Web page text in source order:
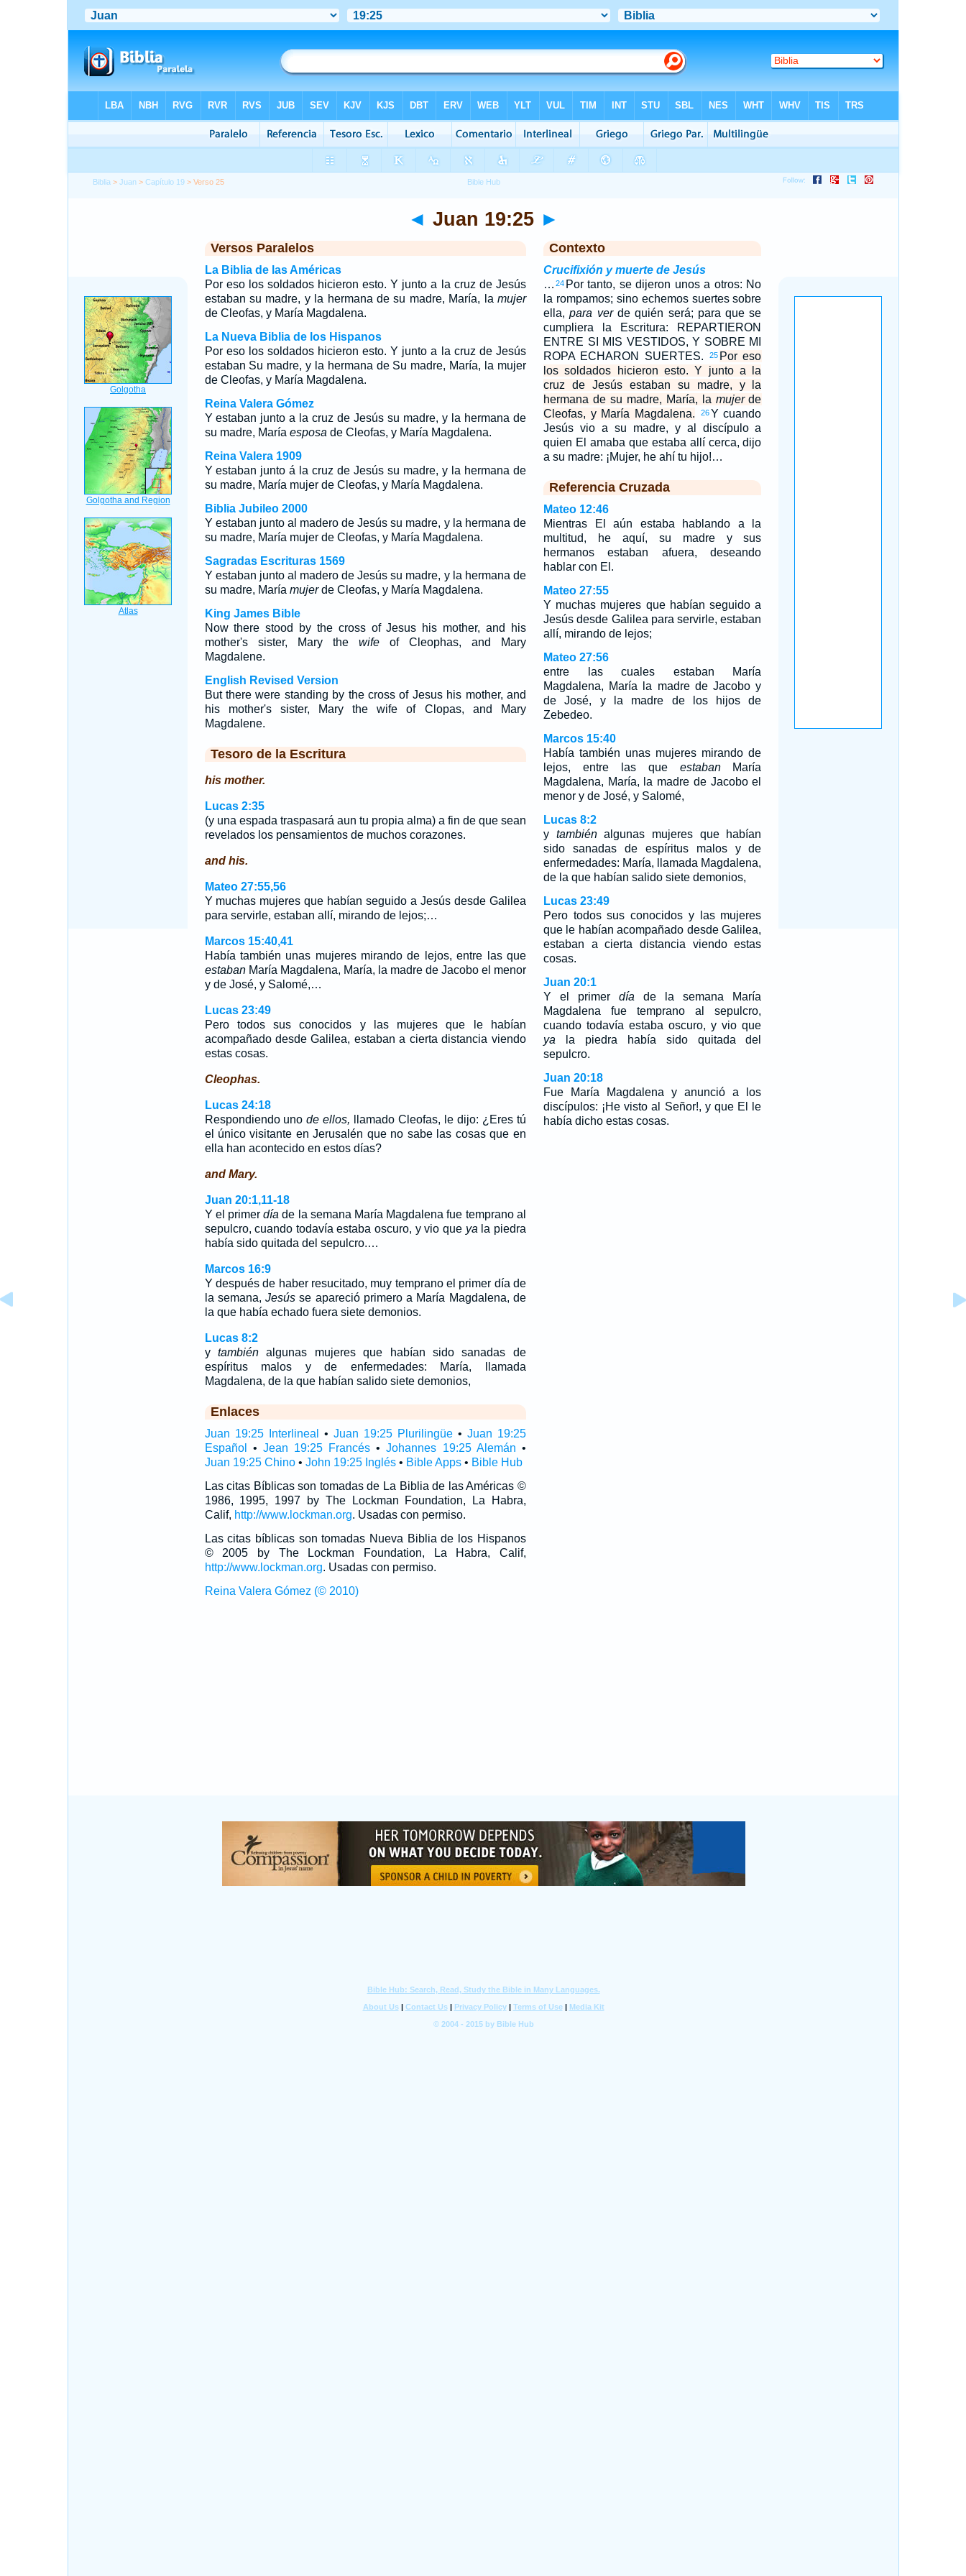
Biblia >Juan >Capítulo 19 > Verso 25
◄ Juan 19:25 ►
Versos Paralelos
La Biblia de las Américas
Por eso los soldados hicieron esto. Y junto a la cruz de Jesús
estaban su madre, y la hermana de su madre, María, la mujer
de Cleofas, y María Magdalena.
La Nueva Biblia de los Hispanos
Por eso los soldados hicieron esto. Y junto a la cruz de Jesús
estaban Su madre, y la hermana de Su madre, María, la mujer
de Cleofas, y María Magdalena.
Reina Valera Gómez
Y estaban junto a la cruz de Jesús su madre, y la hermana de
su madre, María esposa de Cleofas, y María Magdalena.
Reina Valera 1909
Y estaban junto á la cruz de Jesús su madre, y la hermana de
su madre, María mujer de Cleofas, y María Magdalena.
Biblia Jubileo 2000
Y estaban junto al madero de Jesús su madre, y la hermana de
su madre, María mujerde Cleofas, y María Magdalena.
Sagradas Escrituras 1569
Y estaban junto al madero de Jesús su madre, y la hermana de
su madre, María mujerde Cleofas, y María Magdalena.
King James Bible
Now there stood by the cross of Jesus his mother, and his
mother's sister, Mary the wifeof Cleophas, and Mary
Magdalene.
English Revised Version
But there were standing by the cross of Jesus his mother, and
his mother's sister, Mary the wife of Clopas, and Mary
Magdalene.
Tesoro de la Escritura
his mother.
Lucas 2:35
(y una espada traspasará aun tu propia alma) a fin de que sean
revelados los pensamientos de muchos corazones.
and his.
Mateo 27:55,56
Y muchas mujeres que habían seguido a Jesús desde Galilea
para servirle, estaban allí, mirando de lejos;…
Marcos 15:40,41
Había también unas mujeres mirando de lejos, entre las que
estabanMaría Magdalena, María, la madre de Jacobo el menor
y de José, y Salomé,…
Lucas 23:49
Pero todos sus conocidos y las mujeres que le habían
acompañado desde Galilea, estaban a cierta distancia viendo
estas cosas.
Cleophas.
Lucas 24:18
Respondiendo unode ellos, llamado Cleofas, le dijo: ¿Eres tú
el único visitante en Jerusalén que no sabe las cosas que en
ella han acontecido en estos días?
and Mary.
Juan 20:1,11-18
Y el primerdía de la semana María Magdalena fue temprano al
sepulcro, cuando todavía estaba oscuro, y vio que ya la piedra
había sido quitada del sepulcro.…
Marcos 16:9
Y después de haber resucitado, muy temprano el primer día de
la semana,Jesús se apareció primero a María Magdalena, de
la que había echado fuera siete demonios.
Lucas 8:2
y tambiénalgunas mujeres que habían sido sanadas de
espíritus malos y de enfermedades: María, llamada
Magdalena, de la que habían salido siete demonios,
Enlaces
Juan 19:25 Interlineal • Juan 19:25 Plurilingüe• Juan 19:25
Español
• Jean 19:25 Francés •Johannes 19:25 Alemán •
Juan 19:25 Chino• John 19:25 Inglés• Bible Apps• Bible Hub
Las citas Bíblicas son tomadas de La Biblia de las Américas ©
1986, 1995, 1997 by The Lockman Foundation, La Habra,
Calif, http://www.lockman.org. Usadas con permiso.
Las citas bíblicas son tomadas Nueva Biblia de los Hispanos
© 2005 by The Lockman Foundation, La Habra, Calif,
http://www.lockman.org. Usadas con permiso.
Reina Valera Gómez (© 2010)
Contexto
Crucifixión y muerte de Jesús
… 24 Por tanto, se dijeron unos a otros: No
la rompamos; sino echemos suertes sobre
ella,para verde quién será; para que se
cumpliera la Escritura: REPARTIERON
ENTRE SI MIS VESTIDOS, Y SOBRE MI
ROPA ECHARON SUERTES.
25 Por eso
los soldados hicieron esto. Y junto a la
cruz de Jesús estaban su madre, y la
hermana de su madre, María, la mujerde
Cleofas, y María Magdalena.
26Y cuando
Jesús vio a su madre, y al discípulo a
quien El amaba que estaba allí cerca, dijo
a su madre: ¡Mujer, he ahí tu hijo!…
Referencia Cruzada
Mateo 12:46
Mientras El aún estaba hablando a la
multitud, he aquí, su madre y sus
hermanos estaban afuera, deseando
hablar con El.
Mateo 27:55
Y muchas mujeres que habían seguido a
Jesús desde Galilea para servirle, estaban
allí, mirando de lejos;
Mateo 27:56
entre las cuales estaban María
Magdalena, María la madre de Jacobo y
de José, y la madre de los hijos de
Zebedeo.
Marcos 15:40
Había también unas mujeres mirando de
lejos, entre las que estabanMaría
Magdalena, María, la madre de Jacobo el
menor y de José, y Salomé,
Lucas 8:2
y tambiénalgunas mujeres que habían
sido sanadas de espíritus malos y de
enfermedades: María, llamada Magdalena,
de la que habían salido siete demonios,
Lucas 23:49
Pero todos sus conocidos y las mujeres
que le habían acompañado desde Galilea,
estaban a cierta distancia viendo estas
cosas.
Juan 20:1
Y el primerdía de la semana María
Magdalena fue temprano al sepulcro,
cuando todavía estaba oscuro, y vio que
ya la piedra había sido quitada del
sepulcro.
Juan 20:18
Fue María Magdalena y anunció a los
discípulos: ¡He visto al Señor!, y que El le
había dicho estas cosas.